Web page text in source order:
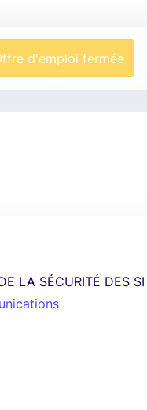
d'emploi fermée
LA SÉCURITÉ DES